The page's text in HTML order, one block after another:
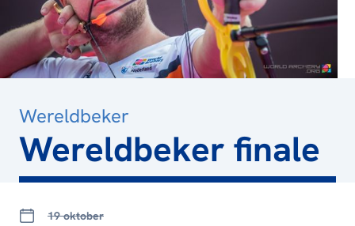
Wereldbeker
Wereldbeker finale
19 oktober